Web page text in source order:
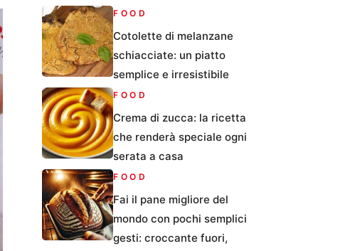
FOOD
Cotolette di melanzane
schiacciate: un piatto
semplice e irresistibile
FOOD
Crema di zucca: la ricetta
che renderà speciale ogni
serata a casa
FOOD
Fai il pane migliore del
mondo con pochi semplici
gesti: croccante fuori,